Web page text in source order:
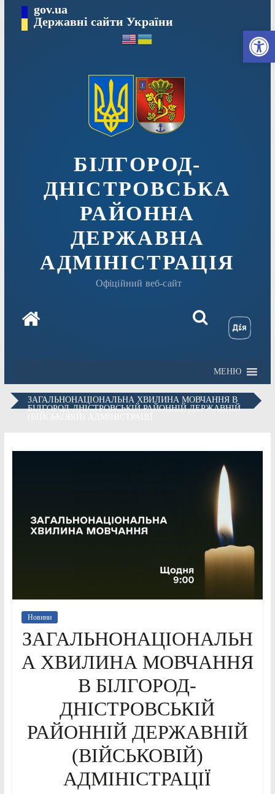
вмісту
gov.ua
Державні сайти України
БІЛГОРОД-
ДНІСТРОВСЬКА
РАЙОННА
ДЕРЖАВНА
АДМІНІСТРАЦІЯ
Офіційний веб-сайт
МЕНЮ
ЗАГАЛЬНОНАЦІОНАЛЬНА ХВИЛИНА МОВЧАННЯ В
БІЛГОРОД-ДНІСТРОВСЬКІЙ РАЙОННІЙ ДЕРЖАВНІЙ
Новини
ЗАГАЛЬНОНАЦІОНАЛЬН
А ХВИЛИНА МОВЧАННЯ
В БІЛГОРОД-
ДНІСТРОВСЬКІЙ
РАЙОННІЙ ДЕРЖАВНІЙ
(ВІЙСЬКОВІЙ)
АДМІНІСТРАЦІЇ